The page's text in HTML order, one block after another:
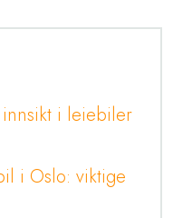
i leiebiler
i Oslo: viktige